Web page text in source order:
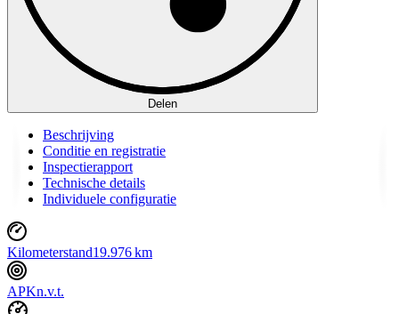
Delen
Beschrijving
Conditie en registratie
Inspectierapport
Technische details
Individuele configuratie
Kilometerstand19.976 km
APKn.v.t.